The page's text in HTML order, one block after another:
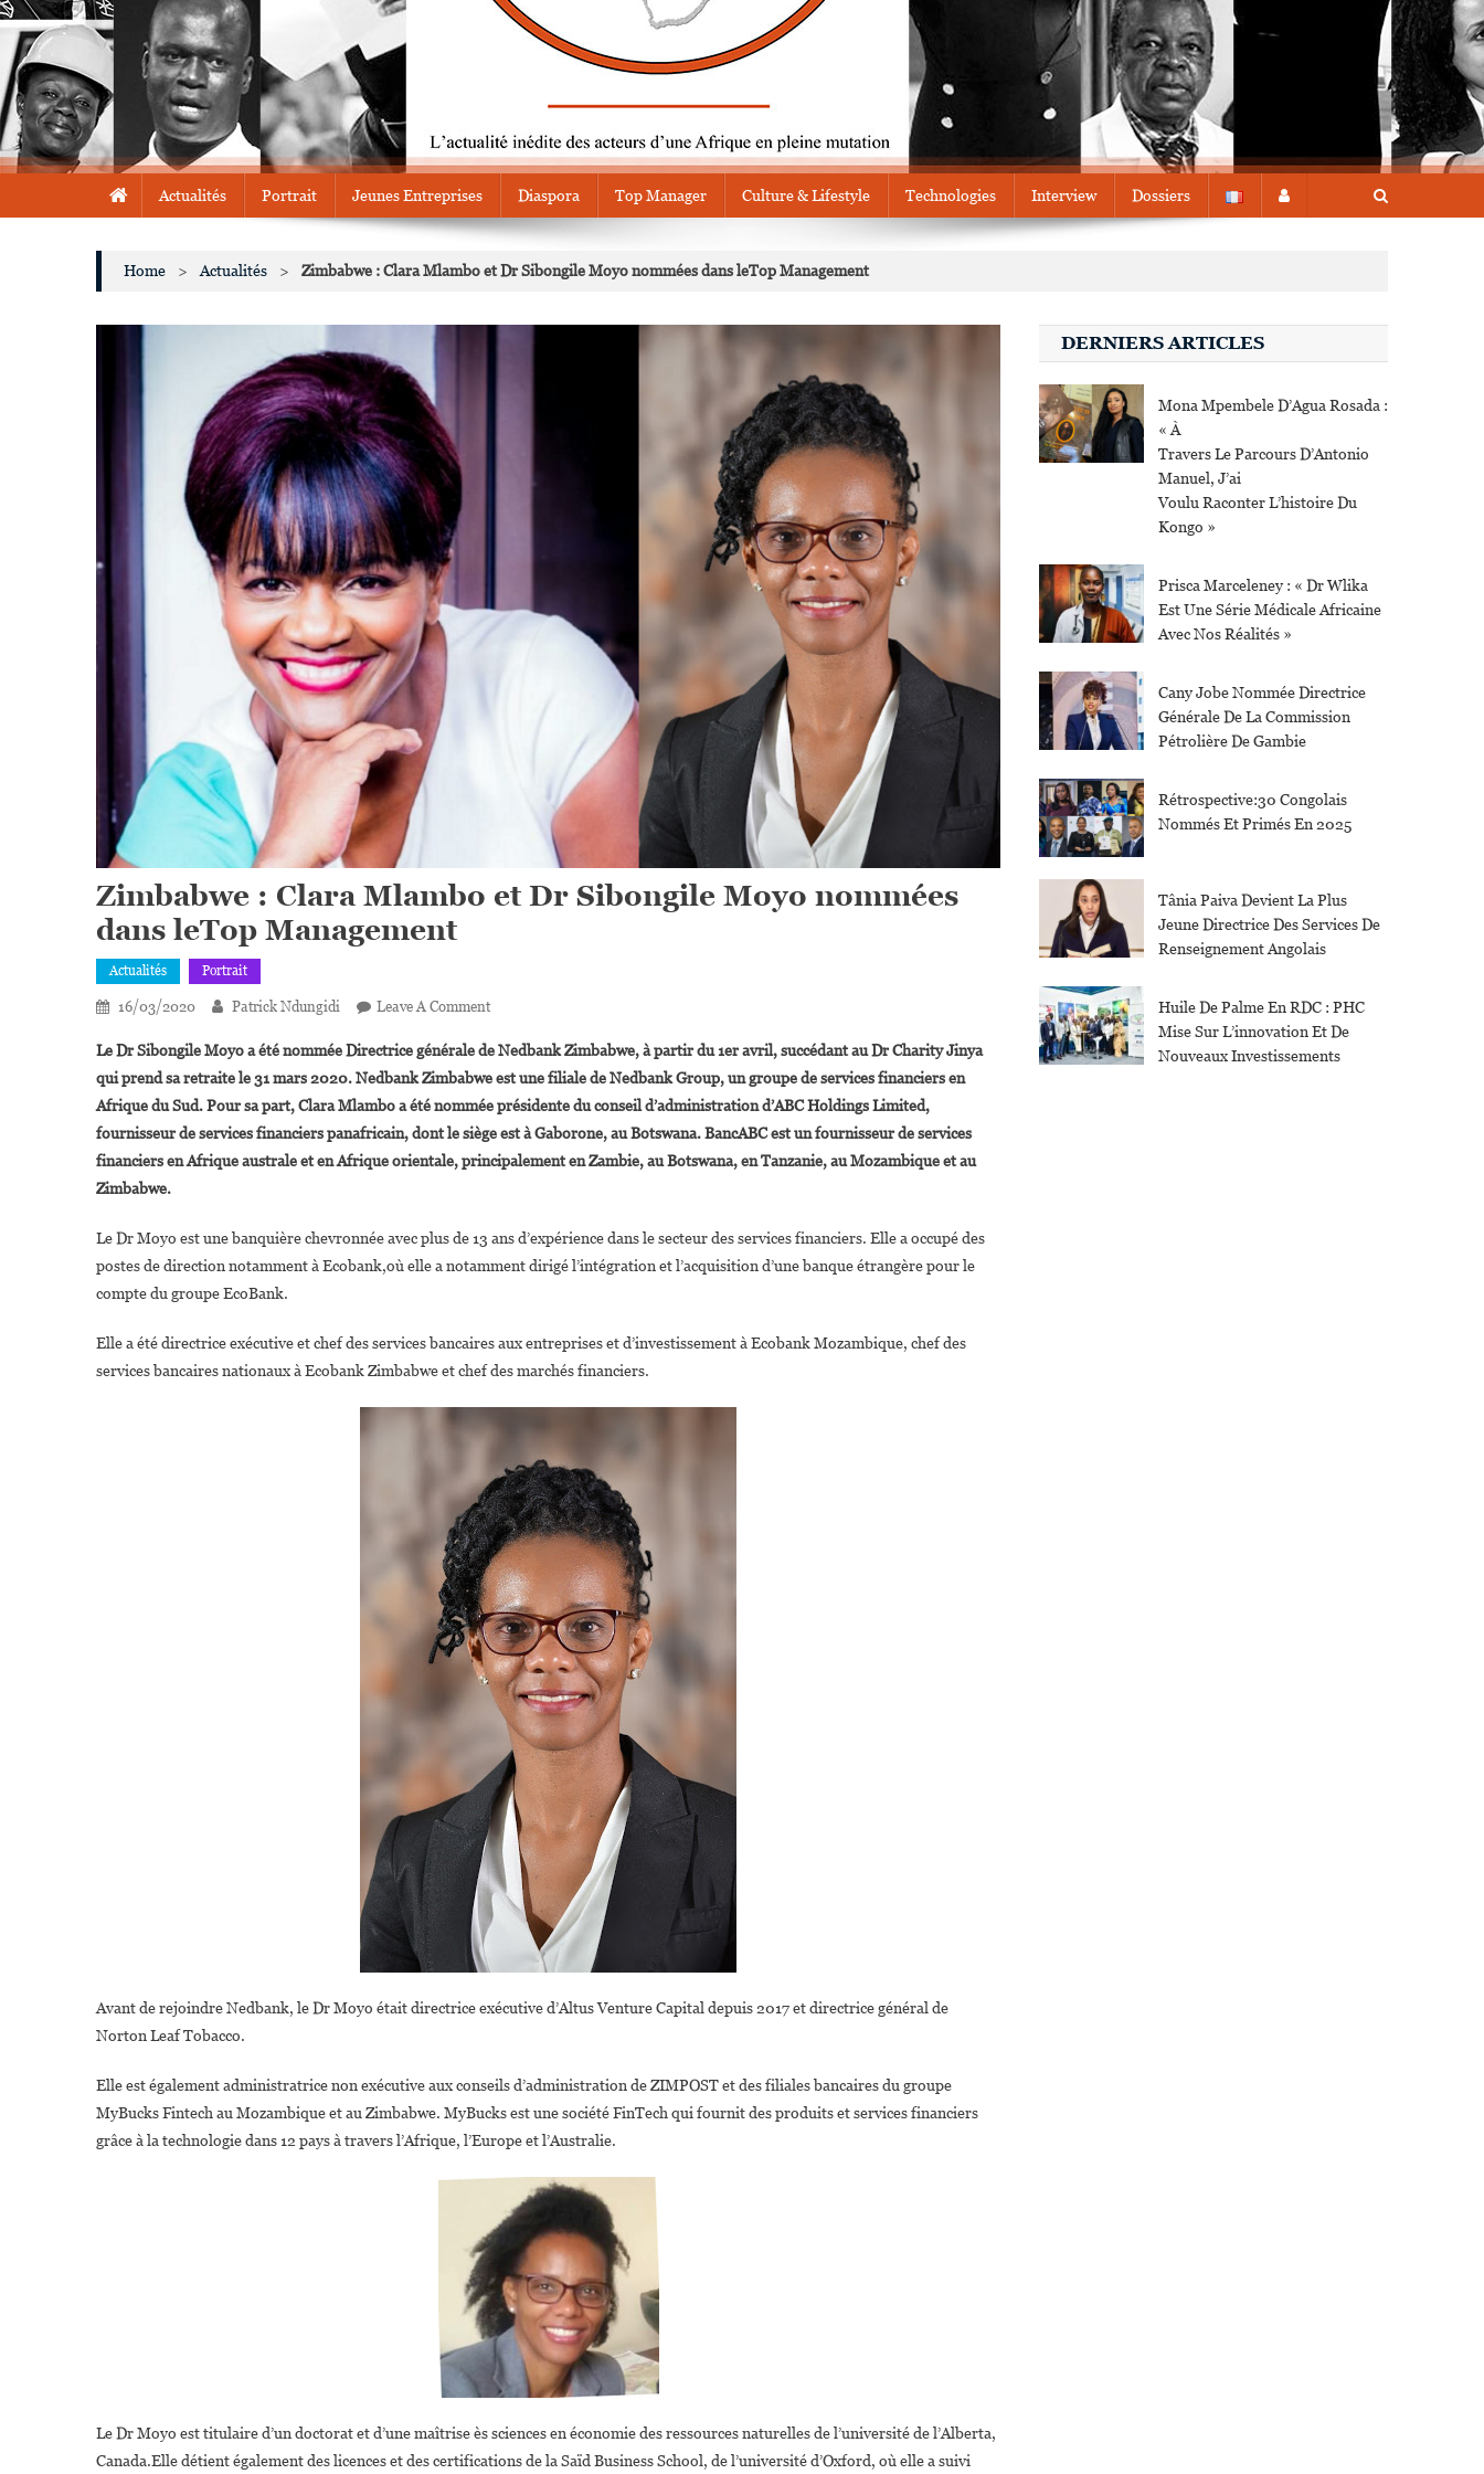
Actualités Portrait Jeunes Entreprises Diaspora Top Manager Culture & Lifestyle Technologies Interview Dossiers
Home > Actualités > Zimbabwe : Clara Mlambo et Dr Sibongile Moyo nommées dans leTop Management
Zimbabwe : Clara Mlambo et Dr Sibongile Moyo nommées
dans leTop Management
Actualités Portrait
16/03/2020 Patrick Ndungidi Leave A CommentOn
Clara
Mlambo
Et
Dr
Sibongile
Dans
LeTop
Le Dr Sibongile Moyo a été nommée Directrice générale de Nedbank Zimbabwe, à partir du 1er avril, succédant au Dr Charity Jinya
qui prend sa retraite le 31 mars 2020. Nedbank Zimbabwe est une filiale de Nedbank Group, un groupe de services financiers en
Afrique du Sud. Pour sa part, Clara Mlambo a été nommée présidente du conseil d’administration d’ABC Holdings Limited,
fournisseur de services financiers panafricain, dont le siège est à Gaborone, au Botswana. BancABC est un fournisseur de services
financiers en Afrique australe et en Afrique orientale, principalement en Zambie, au Botswana, en Tanzanie, au Mozambique et au
Zimbabwe.
Le Dr Moyo est une banquière chevronnée avec plus de 13 ans d’expérience dans le secteur des services financiers. Elle a occupé des
postes de direction notamment à Ecobank,où elle a notamment dirigé l’intégration et l’acquisition d’une banque étrangère pour le
compte du groupe EcoBank.
Elle a été directrice exécutive et chef des services bancaires aux entreprises et d’investissement à Ecobank Mozambique, chef des
services bancaires nationaux à Ecobank Zimbabwe et chef des marchés financiers.
Avant de rejoindre Nedbank, le Dr Moyo était directrice exécutive d’Altus Venture Capital depuis 2017 et directrice général de
Norton Leaf Tobacco.
Elle est également administratrice non exécutive aux conseils d’administration de ZIMPOST et des filiales bancaires du groupe
MyBucks Fintech au Mozambique et au Zimbabwe. MyBucks est une société FinTech qui fournit des produits et services financiers
grâce à la technologie dans 12 pays à travers l’Afrique, l’Europe et l’Australie.
Le Dr Moyo est titulaire d’un doctorat et d’une maîtrise ès sciences en économie des ressources naturelles de l’université de l’Alberta,
Canada.Elle détient également des licences et des certifications de la Saïd Business School, de l’université d’Oxford, où elle a suivi
DERNIERS ARTICLES
Mona Mpembele D’Agua Rosada :
« À
Travers Le Parcours D’Antonio
Manuel, J’ai
Voulu Raconter L’histoire Du
Kongo »
Prisca Marceleney : « Dr Wlika
Est Une Série Médicale Africaine
Avec Nos Réalités »
Cany Jobe Nommée Directrice
Générale De La Commission
Pétrolière De Gambie
Rétrospective:30 Congolais
Nommés Et Primés En 2025
Tânia Paiva Devient La Plus
Jeune Directrice Des Services De
Renseignement Angolais
Huile De Palme En RDC : PHC
Mise Sur L’innovation Et De
Nouveaux Investissements